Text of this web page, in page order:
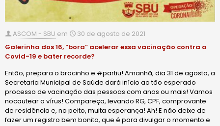
ASCOM - SBU em
30 de agosto de 2021
Galerinha dos 16, “bora” acelerar essa vacinação contra a
Covid-19 e bater recorde?
Então, prepara o bracinho e #partiu! Amanhã, dia 31 de agosto, a
Secretaria Municipal de Saúde dará início ao tão esperado
processo de vacinação das pessoas com anos ou mais! Vamos
nocautear o vírus! Compareça, levando RG, CPF, comprovante
de residência e, no peito, muita esperança! Ah! E não deixe de
fazer um registro bem bonito, que é para divulgar o momento e